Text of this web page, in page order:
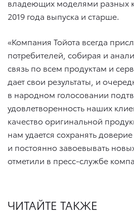
владеющих моделями разных
2019 года выпуска и старше.
«Компания Тойота всегда
потребителей, собирая и
связь по всем продуктам и
дает свои результаты, и
в народном голосовании
удовлетворенность наших
качество оригинальной
нам удается сохранять
и постоянно завоевывать
отметили в пресс-службе
ЧИТАЙТЕ ТАКЖЕ